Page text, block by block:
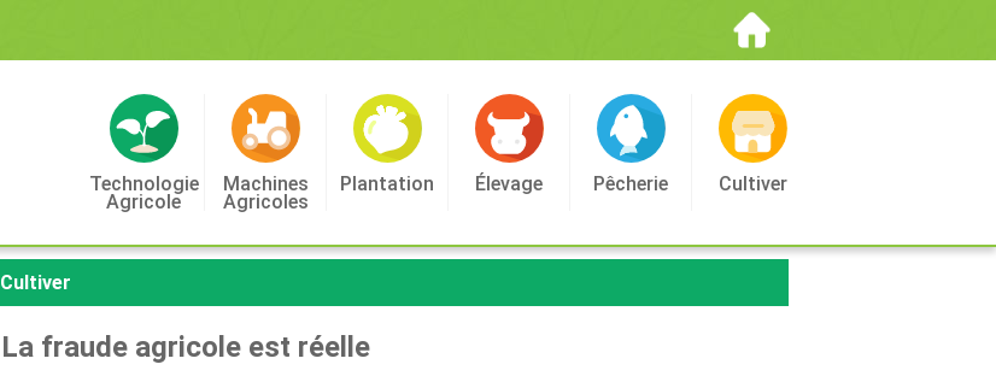
Technologie
Agricole
Machines
Agricoles
Plantation Élevage Pêcherie Cultiver
Cultiver
La fraude agricole est réelle